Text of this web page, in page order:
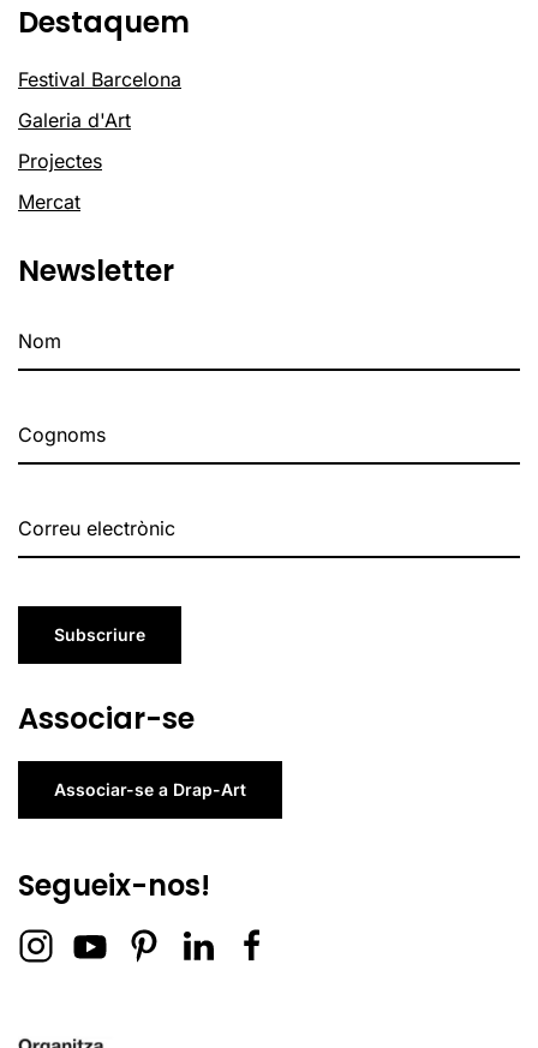
Destaquem
Festival Barcelona
Galeria d'Art
Projectes
Mercat
Newsletter
Subscriure
Associar-se
Associar-se a Drap-Art
Segueix-nos!